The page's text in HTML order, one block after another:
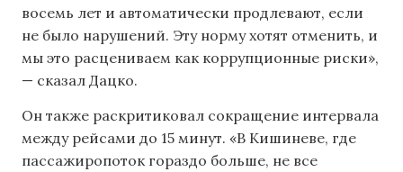
восемь лет и автоматически продлевают, если
не было нарушений. Эту норму хотят отменить, и
мы это расцениваем как коррупционные риски»,
— сказал Дацко.
Он также раскритиковал сокращение интервала
между рейсами до 15 минут. «В Кишиневе, где
пассажиропоток гораздо больше, не все